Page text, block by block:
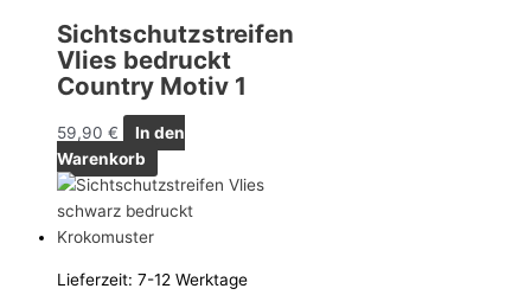
Sichtschutzstreifen
Vlies bedruckt
Country Motiv 1
59,90 €
In den
Warenkorb
Lieferzeit: 7-12 Werktage